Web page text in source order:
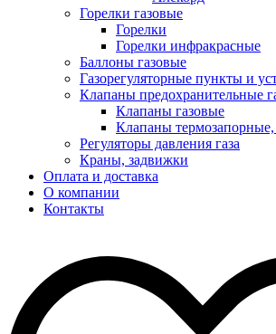
Горелки газовые
Горелки
Горелки инфракрасные
Баллоны газовые
Газорегуляторные пункты и
Клапаны предохранительные
Клапаны газовые
Клапаны
Регуляторы давления газа
Краны, задвижки
Оплата и доставка
О компании
Контакты